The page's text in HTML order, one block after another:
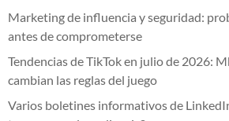
Marketing de influencia y seguridad:
antes de comprometerse
Tendencias de TikTok en julio de 2026:
cambian las reglas del juego
Varios boletines informativos de